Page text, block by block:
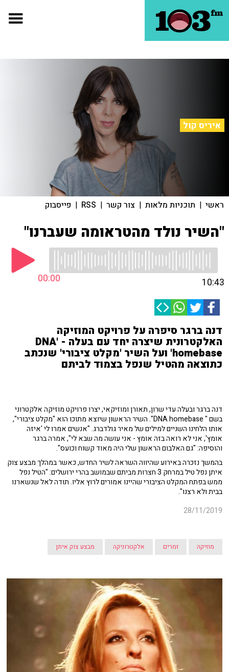
איריס קול
ראשי | תוכניות מלאות | צור קשר |
RSS
| פייסבוק
"השיר נולד מהטראומה שעברנו"
00:00 10:43
דנה ברגר סיפרה על פרויקט המוזיקה
האלקטרונית שיצרה יחד עם בעלה - 'DNA
homebase' ועל השיר 'מקלט ציבורי' שנכתב
כתוצאה מהטיל שנפל בצמוד לביתם
דנה ברגר ובעלה עדי שרון, תאורן ומוזיקאי, יצרו פרויקט מוזיקה אלקטרוני
בשם " DNA homebase". השיר הראשון שיוצא מתוכו הוא "מקלט ציבורי",
אותו הלחינו השניים למילים של מאיר גולדברג. "אנשים אמרו לי 'איזה
אומץ', אני לא רואה בזה אומץ - אני עושה מה שבא לי", אמרה ברגר
והוסיפה: "גם האלבום הראשון שלי היה מאוד קשוח וכועס".
בהמשך נזכרה באירוע שהיווה השראה לשיר החדש, כאשר במהלך מבצע צוק
איתן נפל טיל במרחק 3 חצרות מביתם שבמושב בהרי ירושלים: "הטיל נפל
ממש בפתח המקלט הציבורי שהיינו אמורים לרוץ אליו. תודה לאל שנשארנו
בבית ולא רצנו".
28/11/2019
מוזיקה זמרים אלקטרוניקה מבצע צוק איתן